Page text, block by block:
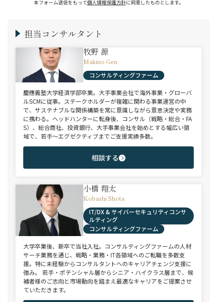
本フォーム送信をもって個人情報保護方針に同意したものとします。
担当コンサルタント
牧野 源
Makino Gen
コンサルティングファーム
慶應義塾大学経済学部卒業。大手事業会社で海外事業・グローバ
ルSCMに従事。ステークホルダーが複雑に関わる事業運営の中
で、サステナブルな関係構築を常に意識しながら意思決定や実務
に携わる。ヘッドハンターに転身後、コンサル（戦略・総合・FA
S）、総合商社、投資銀行、大手事業会社を始めとする幅広い領
域で、若手～エグゼクティブまでご支援実績多数。
相談する
小橋 翔太
Kobashi Shota
IT/DX & サイバーセキュリティコンサ
ルティング
コンサルティングファーム
大学卒業後、新卒で当社入社。コンサルティングファームの人材
サーチ業務を通じ、戦略・業務・IT各領域へのご転職を多数支
援。特に未経験からコンサルタントへのキャリアチェンジ支援に
強み。 若手・ポテンシャル層からシニア・ハイクラス層まで、候
補者様のご志向と市場動向を踏まえ最適なキャリアをご提案させ
ていただきます。